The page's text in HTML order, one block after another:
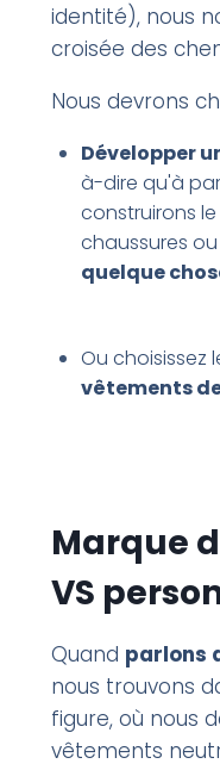
identité), nous
croisée des
Nous devrons
Développer
à-dire qu'à
construirons
chaussures
quelque
Ou choisissez
vêtements
Marque
VS
Quand parlons
nous trouvons
figure, où nous
vêtements